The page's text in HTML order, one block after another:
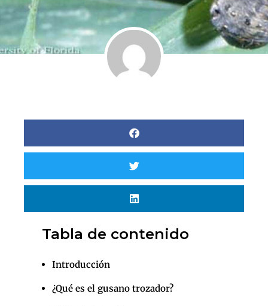
Tabla de contenido
Introducción
¿Qué es el gusano trozador?